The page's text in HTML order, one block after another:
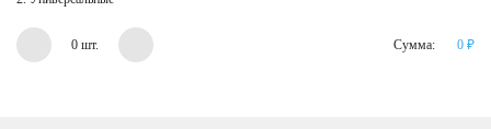
0 шт. Сумма: 0 ₽